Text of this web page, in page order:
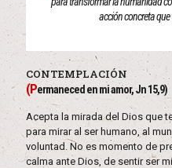
acción concreta
CONTEMPLACIÓN
(Permaneced en mi amor, Jn 15,9)
Acepta la mirada del Dios que
para mirar al ser humano, al
voluntad. No es momento de
calma ante Dios, de sentir ser